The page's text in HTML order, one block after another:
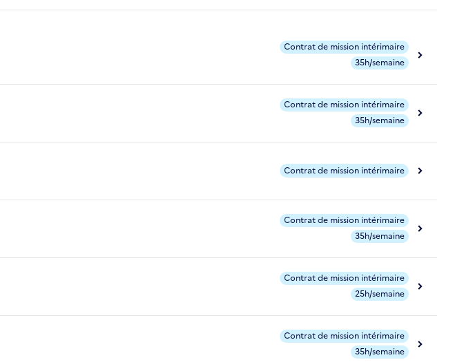
Contrat de mission intérimaire
35h/semaine
Contrat de mission intérimaire
35h/semaine
Contrat de mission intérimaire
Contrat de mission intérimaire
35h/semaine
Contrat de mission intérimaire
25h/semaine
Contrat de mission intérimaire
35h/semaine